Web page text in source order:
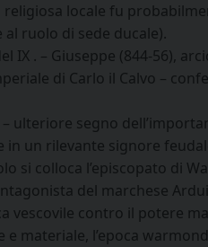
religiosa locale fu
ruolo di sede ducale).
IX . – Giuseppe (844-56),
di Carlo il Calvo –
ulteriore segno
in un rilevante signore
colloca l’episcopato di
del marchese
vescovile contro il potere
materiale, l’epoca